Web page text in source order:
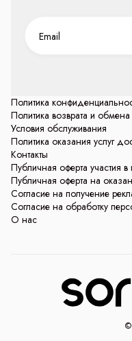
Политика
Политика возврата и обмена
Условия обслуживания
Политика оказания услуг
Контакты
Публичная оферта участия
Публичная оферта на
Согласие на получение
Согласие на обработку
О нас
©